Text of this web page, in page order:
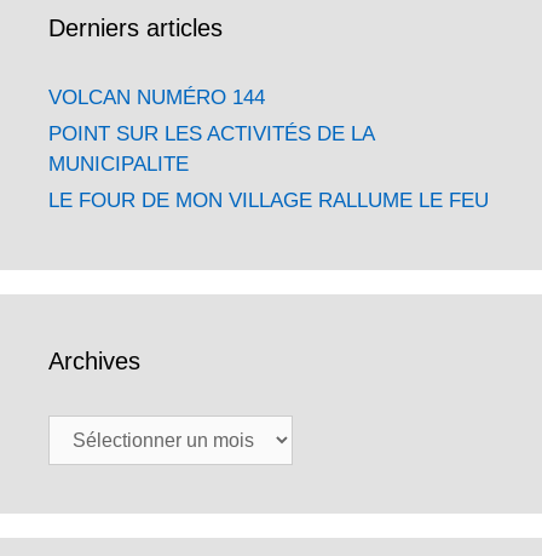
Derniers articles
VOLCAN NUMÉRO 144
POINT SUR LES ACTIVITÉS DE LA
MUNICIPALITE
LE FOUR DE MON VILLAGE RALLUME LE FEU
Archives
Archives